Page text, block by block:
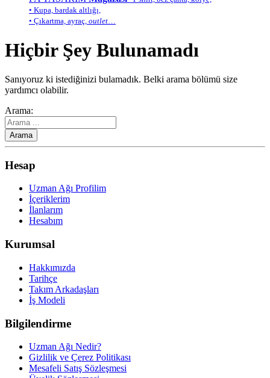
• Kupa, bardak altlığı,
• Çıkartma, ayraç, outlet…
Hiçbir Şey Bulunamadı
Sanıyoruz ki istediğinizi bulamadık. Belki arama bölümü size
yardımcı olabilir.
Arama:
Hesap
Uzman Ağı Profilim
İçeriklerim
İlanlarım
Hesabım
Kurumsal
Hakkımızda
Tarihçe
Takım Arkadaşları
İş Modeli
Bilgilendirme
Uzman Ağı Nedir?
Gizlilik ve Çerez Politikası
Mesafeli Satış Sözleşmesi